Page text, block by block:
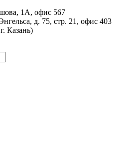
1А, офис 567
д. 75, стр. 21, офис 403
Казань)